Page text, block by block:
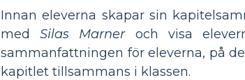
Innan eleverna skapar sin
medSilas Marneroch visa
sammanfattningen för eleverna, på
kapitlet tillsammans i klassen.